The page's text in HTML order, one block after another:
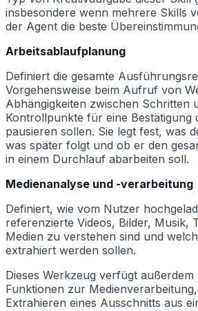
insbesondere wenn mehrere Skills
der Agent die beste
Arbeitsablaufplanung
Definiert die gesamte
Vorgehensweise beim Aufruf von
Abhängigkeiten zwischen Schritten
Kontrollpunkte für eine Bestätigung
pausieren sollen. Sie legt fest, was
was später folgt und ob er den
in einem Durchlauf abarbeiten soll.
Medienanalyse und -verarbeitung
Definiert, wie vom Nutzer
referenzierte Videos, Bilder, Musik,
Medien zu verstehen sind und
extrahiert werden sollen.
Dieses Werkzeug verfügt
Funktionen zur
Extrahieren eines Ausschnitts aus